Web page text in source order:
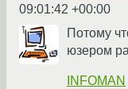
09:01:42 +00:00
Потому
юзером
INFOMAN